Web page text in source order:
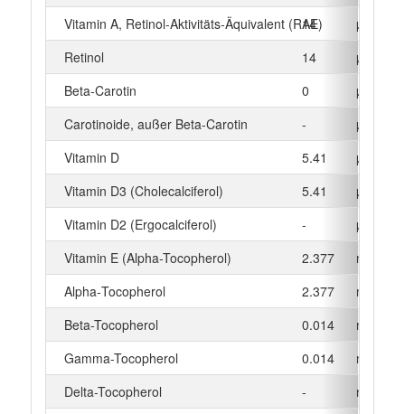
Vitamin A, Retinol-Aktivitäts-Äquivalent (RAE)
14
µg
Retinol
14
µg
Beta‑Carotin
0
µg
Carotinoide, außer Beta-Carotin
-
µg
Vitamin D
5.41
µg
Vitamin D3 (Cholecalciferol)
5.41
µg
Vitamin D2 (Ergocalciferol)
-
µg
Vitamin E (Alpha-Tocopherol)
2.377
mg
Alpha‑Tocopherol
2.377
mg
Beta-Tocopherol
0.014
mg
Gamma-Tocopherol
0.014
mg
Delta-Tocopherol
-
mg